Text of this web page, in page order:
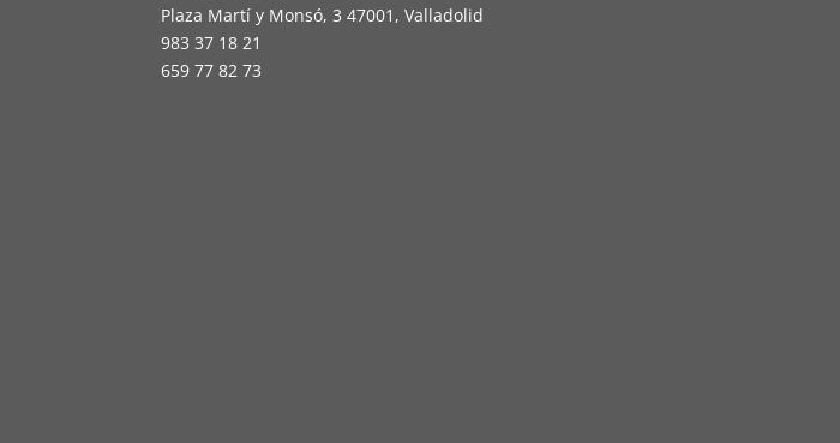
Plaza Martí y Monsó, 3 47001, Valladolid
983 37 18 21
659 77 82 73